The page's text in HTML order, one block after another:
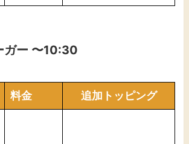
ガー 〜10:30
料金 追加トッピング